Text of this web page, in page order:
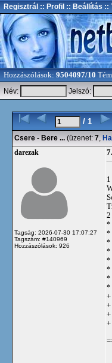
Regisztrál :: Profil :: Beállítás ::
Hozzászólások: 9504097/10
Név:
Jelszó:
/ 1
Csere - Bere ... (üzenet: 7,
darezak
Tagság: 2026-07-30 17:07:27
Tagszám: #140969
Hozzászólások: 926
7.
2
*
*
*
*
*
*
*
*
+